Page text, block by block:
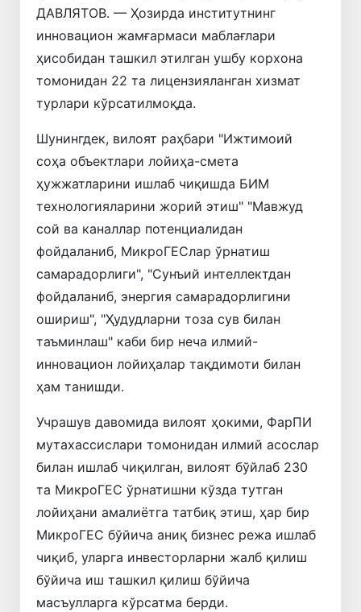
ДАВЛЯТОВ. — Ҳозирда институтнинг
инновацион жамғармаси маблағлари
ҳисобидан ташкил этилган ушбу корхона
томонидан 22 та лицензияланган хизмат
турлари кўрсатилмоқда.
Шунингдек, вилоят раҳбари "Ижтимоий
соҳа объектлари лойиҳа-смета
ҳужжатларини ишлаб чиқишда БИМ
технологияларини жорий этиш" "Мавжуд
сой ва каналлар потенциалидан
фойдаланиб, МикроГEСлар ўрнатиш
самарадорлиги", "Сунъий интеллектдан
фойдаланиб, энергия самарадорлигини
ошириш", "Ҳудудларни тоза сув билан
таъминлаш" каби бир неча илмий-
инновацион лойиҳалар тақдимоти билан
ҳам танишди.
Учрашув давомида вилоят ҳокими, ФарПИ
мутахассислари томонидан илмий асослар
билан ишлаб чиқилган, вилоят бўйлаб 230
та МикроГEС ўрнатишни кўзда тутган
лойиҳани амалиётга татбиқ этиш, ҳар бир
МикроГEС бўйича аниқ бизнес режа ишлаб
чиқиб, уларга инвесторларни жалб қилиш
бўйича иш ташкил қилиш бўйича
масъулларга кўрсатма берди.